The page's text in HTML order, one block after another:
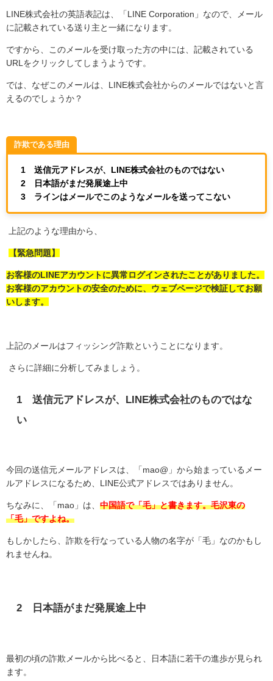
LINE株式会社の英語表記は、「 LINE Corporation 」なので、メール
に記載されている送り主と一緒になります。
ですから、このメールを受け取った方の中には、記載されている
URL をクリックしてしまうようです。
では、なぜこのメールは、 LINE株式会社からのメールではないと言
えるのでしょうか？
詐欺である理由
1 送信元アドレスが、LINE株式会社のものではない
2 日本語がまだ発展途上中
3 ラインはメールでこのようなメールを送ってこない
上記のような理由から、
【緊急問題】
お客様のLINEアカウントに異常ログインされたことがありました。
お客様のアカウントの安全のために、ウェブページで検証してお願
いします。
上記のメールはフィッシング詐欺ということになります。
さらに詳細に分析してみましょう。
1 送信元アドレスが、 LINE株式会社のものではな
い
今回の送信元メールアドレスは、「 mao@ 」から始まっているメー
ルアドレスになるため、
LINE公式アドレスではありません。
ちなみに、「 mao 」は、 中国語で「毛」と書きます。毛沢東の
「毛」ですよね。
もしかしたら、詐欺を行なっている人物の名字が「毛」なのかもし
れませんね。
2日本語がまだ発展途上中
最初の頃の詐欺メールから比べると、日本語に若干の進歩が見られ
ます。